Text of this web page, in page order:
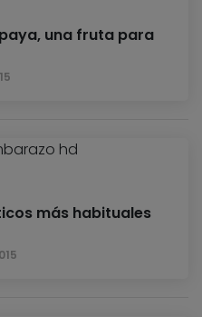
una fruta para
más habituales